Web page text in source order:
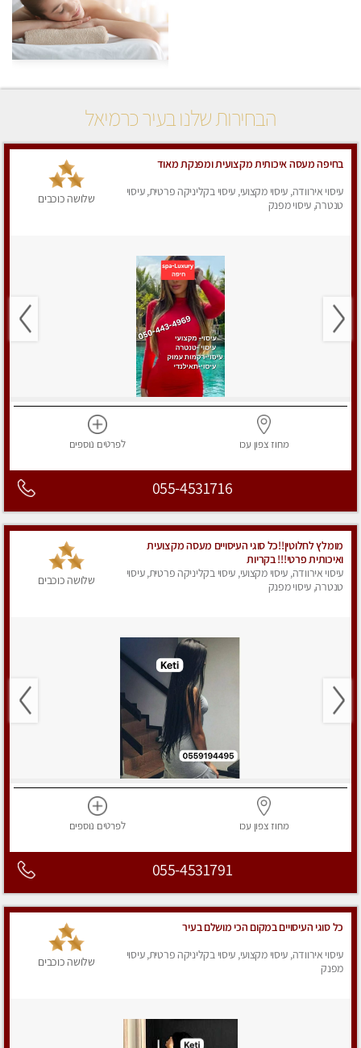
הבחירות שלנו בעיר כרמיאל
בחיפה מעסה איכותית מקצועית ומפנקת מאוד
עיסוי אירוודה, עיסוי מקצועי, עיסוי בקליניקה פרטית, עיסוי
טנטרה, עיסוי מפנק
שלושה כוכבים
מחוז צפוןעכו לפרטים נוספים
055-4531716
מומלץ לחלוטין!!כל סוגי העיסויים מעסה מקצועית
ואיכותית פרטי!!! בקריות
עיסוי אירוודה, עיסוי מקצועי, עיסוי בקליניקה פרטית, עיסוי
טנטרה, עיסוי מפנק
שלושה כוכבים
מחוז צפוןעכו לפרטים נוספים
055-4531791
כל סוגי העיסויים במקום הכי מושלם בעיר
עיסוי אירוודה, עיסוי מקצועי, עיסוי בקליניקה פרטית, עיסוי
מפנק
שלושה כוכבים